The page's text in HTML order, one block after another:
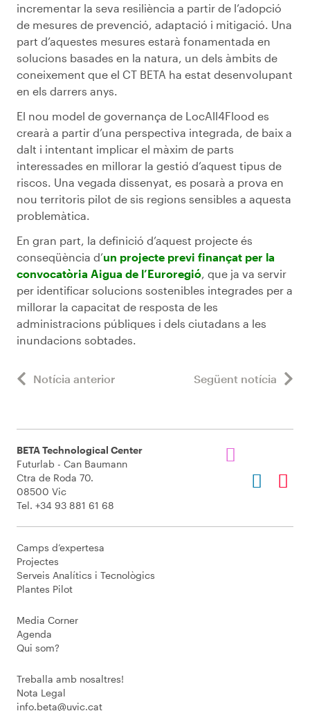
incrementar la seva resiliència a partir de l’adopció
de mesures de prevenció, adaptació i mitigació. Una
part d’aquestes mesures estarà fonamentada en
solucions basades en la natura, un dels àmbits de
coneixement que el CT BETA ha estat desenvolupant
en els darrers anys.
El nou model de governança de LocAll4Flood es
crearà a partir d’una perspectiva integrada, de baix a
dalt i intentant implicar el màxim de parts
interessades en millorar la gestió d’aquest tipus de
riscos. Una vegada dissenyat, es posarà a prova en
nou territoris pilot de sis regions sensibles a aquesta
problemàtica.
En gran part, la definició d’aquest projecte és
conseqüència d’un projecte previ finançat per la
convocatòria Aigua de l’Euroregió , que ja va servir
per identificar solucions sostenibles integrades per a
millorar la capacitat de resposta de les
administracions públiques i dels ciutadans a les
inundacions sobtades.
Notícia anterior Següent notícia
BETA Technological Center
Futurlab - Can Baumann
Ctra de Roda 70.
08500 Vic
Tel. +34 93 881 61 68
Camps d’expertesa
Projectes
Serveis Analítics i Tecnològics
Plantes Pilot
Media Corner
Agenda
Qui som?
Treballa amb nosaltres!
Nota Legal
info.beta@uvic.cat